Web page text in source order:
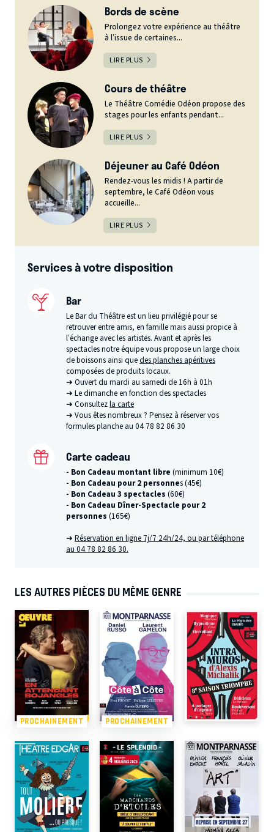
Bords de scène
Prolongez votre expérience au théâtre
à l’issue de certaines...
LIRE PLUS
Cours de théâtre
Le Théâtre Comédie Odéon propose des
stages pour les enfants pendant...
LIRE PLUS
Déjeuner au Café Odéon
Rendez-vous les midis ! A partir de
septembre, le Café Odéon vous
accueille...
LIRE PLUS
Services à votre disposition
Bar
Le Bar du Théâtre est un lieu privilégié pour se
retrouver entre amis, en famille mais aussi propice à
l’échange avec les artistes. Avant et après les
spectacles notre équipe vous propose un large choix
de boissons ainsi quedes planches apéritives
composées de produits locaux.
➜ Ouvert du mardi au samedi de 16h à 01h
➜ Le dimanche en fonction des spectacles
➜ Consultezla carte
➜ Vous êtes nombreux ? Pensez à réserver vos
formules planche au 04 78 82 86 30
Carte cadeau
- Bon Cadeau montant libre (minimum 10€)
- Bon Cadeau pour 2 personnes (45€)
- Bon Cadeau 3 spectacles (60€)
- Bon Cadeau Dîner-Spectacle pour 2
personnes (165€)
➜Réservation en ligne 7j/7 24h/24, ou par téléphone
au 04 78 82 86 30.
LES AUTRES PIÈCES DU MÊME GENRE
PROCHAINEMENT PROCHAINEMENT